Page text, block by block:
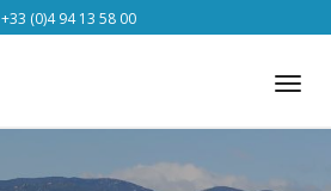
+33 (0)4 94 13 58 00